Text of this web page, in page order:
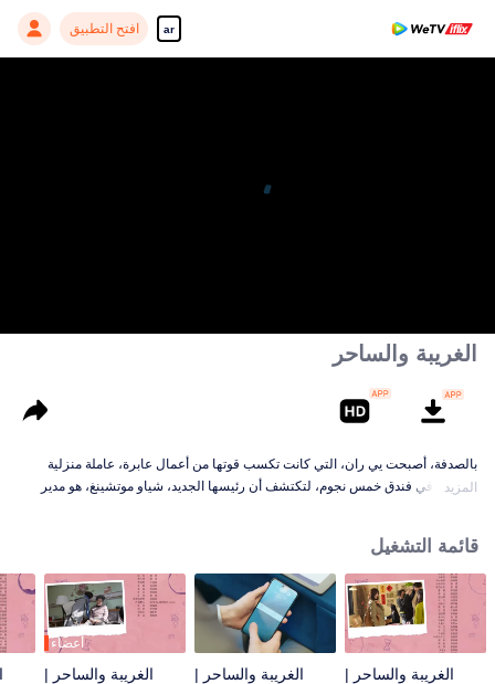
ar افتح التطبيق
الغريبة والساحر
بالصدفة، أصبحت يي ران، التي كانت تكسب قوتها من أعمال عابرة، عاملة منزلية
محترفة في فندق خمس نجوم، لتكتشف أن رئيسها الجديد، شياو موتشينغ، هو مدير
المزيد
قائمة التشغيل
الغريبة والساحر |
الغريبة والساحر |
أعضاء
الغريبة والساحر |